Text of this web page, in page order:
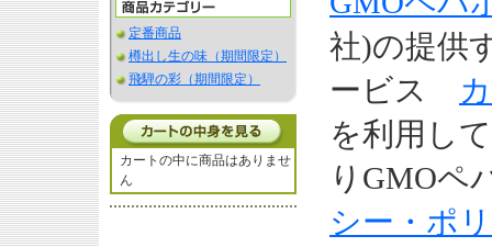
定番商品
樽出し生の味（期間限定）
飛騨の彩（期間限定）
カートの中に商品はありませ
ん
社)の提供
ービス
を利用し
りGMOペ
シー・ポ